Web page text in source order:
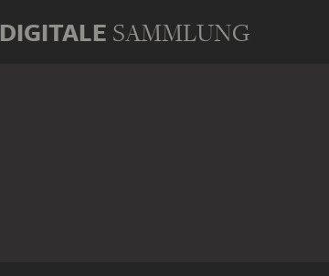
DIGITALE SAMMLUNG